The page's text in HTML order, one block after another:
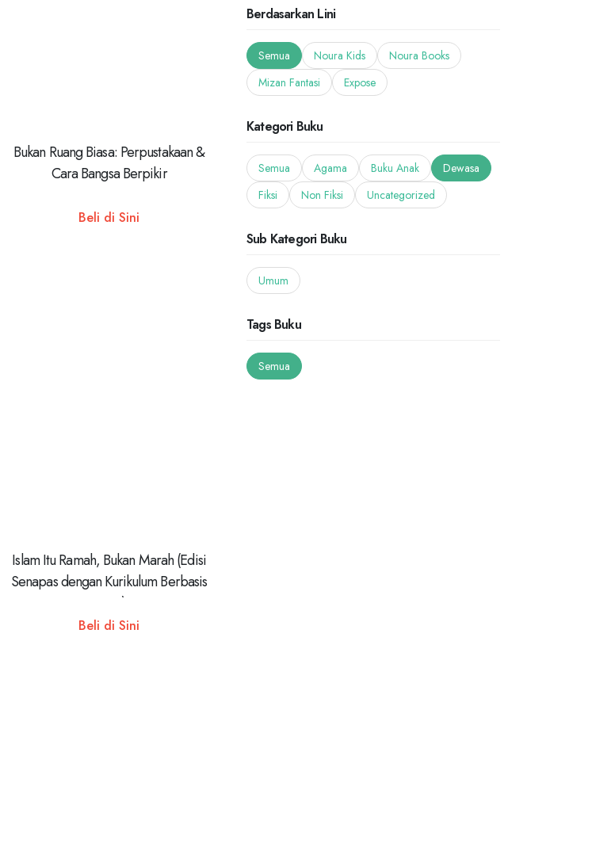
Bukan Ruang Biasa: Perpustakaan &
Cara Bangsa Berpikir
Beli di Sini
Islam Itu Ramah, Bukan Marah (Edisi
Senapas dengan Kurikulum Berbasis
Cinta)
Beli di Sini
Berdasarkan Lini
Semua Noura Kids
Noura Books
Mizan Fantasi
Expose
Kategori Buku
Semua Agama Buku Anak
Dewasa
Fiksi
Non Fiksi Uncategorized
Sub Kategori Buku
Umum
Tags Buku
Semua